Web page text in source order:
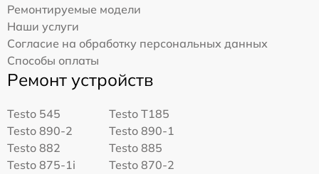
Ремонтируемые модели
Наши услуги
Согласие на обработку персональных данных
Способы оплаты
Ремонт устройств
Testo 545
Testo T185
Testo 890-2
Testo 890-1
Testo 882
Testo 885
Testo 875-1i
Testo 870-2